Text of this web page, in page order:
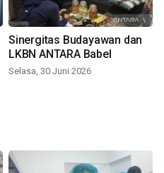
Sinergitas Budayawan dan
LKBN ANTARA Babel
Selasa, 30 Juni 2026